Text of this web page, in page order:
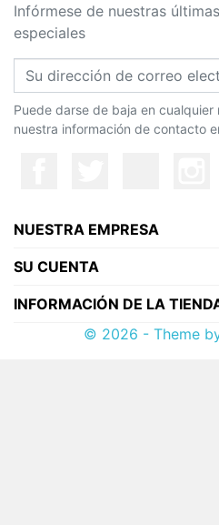
Infórmese de nuestras
especiales
Puede darse de baja en
nuestra información de contacto
NUESTRA EMPRESA
SU CUENTA
INFORMACIÓN DE LA
© 2026 - Theme